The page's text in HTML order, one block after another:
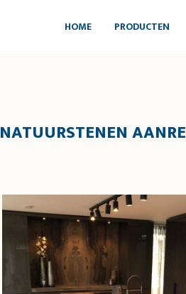
HOME PRODUCTEN
NATUURSTENEN